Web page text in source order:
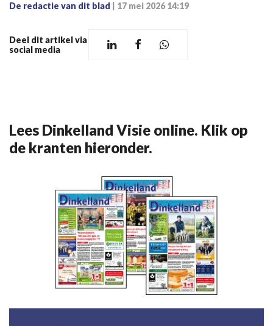
De redactie van dit blad 17 mei 2026 14:19
Deel dit artikel via
social media
Lees Dinkelland Visie online. Klik op
de kranten hieronder.